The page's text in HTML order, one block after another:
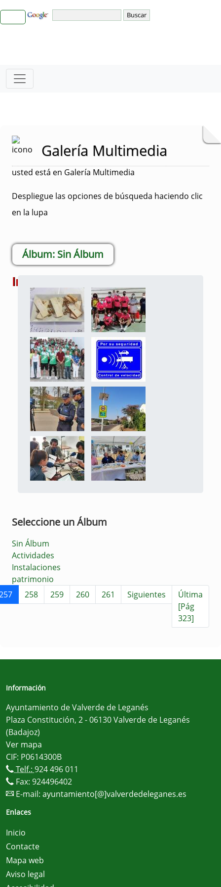
Galería Multimedia
usted está en Galería Multimedia
Despliegue las opciones de búsqueda haciendo clic
en la lupa
Sin Álbum
Imágenes
Seleccione un Álbum
Sin Álbum
Actividades
Instalaciones
patrimonio
258 259 260 261 Siguientes
Última
[Pág
323]
Información
Ayuntamiento de Valverde de Leganés
Plaza Constitución, 2 - 06130 Valverde de Leganés
(Badajoz)
Ver mapa
CIF: P0614300B
Telf.: 924 496 011
Fax: 924496402
E-mail: ayuntamiento[@]valverdedeleganes.es
Enlaces
Inicio
Contacte
Mapa web
Aviso legal